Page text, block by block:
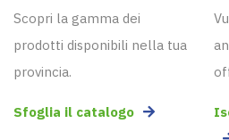
Scopri la gamma dei
prodotti disponibili nella tua
provincia.
Sfoglia il catalogo